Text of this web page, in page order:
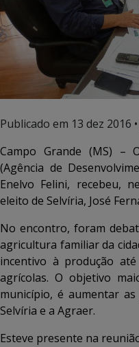
Publicado em 13 dez 2016
Campo Grande (MS) –
(Agência de
Enelvo Felini, recebeu,
eleito de Selvíria, José
No encontro, foram
agricultura familiar da
incentivo à produção
agrícolas. O objetivo
município, é aumentar
Selvíria e a Agraer.
Esteve presente na